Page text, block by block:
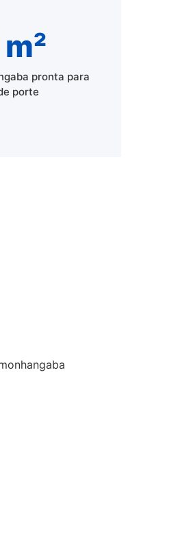
pronta para
porte